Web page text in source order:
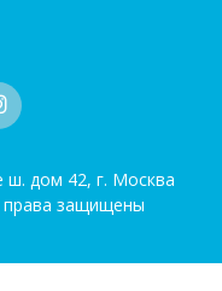
дом 42, г. Москва
защищены